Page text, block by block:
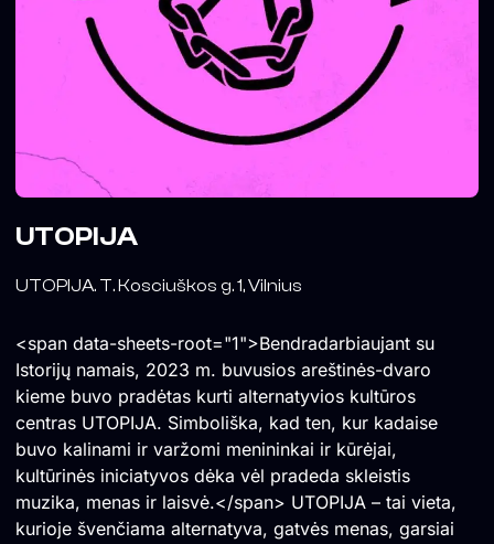
UTOPIJA
UTOPIJA. T. Kosciuškos g. 1, Vilnius
<span data-sheets-root="1">Bendradarbiaujant su
Istorijų namais, 2023 m. buvusios areštinės-dvaro
kieme buvo pradėtas kurti alternatyvios kultūros
centras UTOPIJA. Simboliška, kad ten, kur kadaise
buvo kalinami ir varžomi menininkai ir kūrėjai,
kultūrinės iniciatyvos dėka vėl pradeda skleistis
muzika, menas ir laisvė.</span> UTOPIJA – tai vieta,
kurioje švenčiama alternatyva, gatvės menas, garsiai